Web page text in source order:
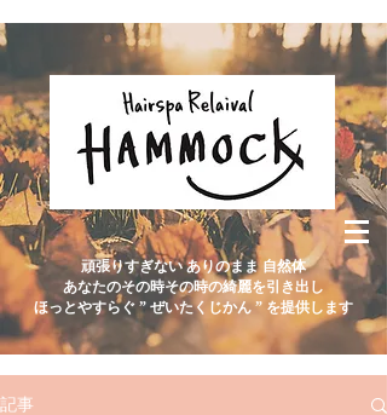
頑張りすぎない ありのまま 自然体
あなたのその時その時の綺麗を引き出し
ほっとやすらぐ ” ぜいたくじかん ” を提供します
記事